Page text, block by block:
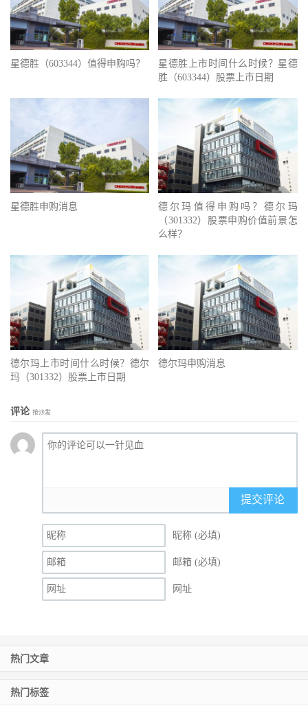
星德胜（603344）值得申购吗？
星德胜上市时间什么时候？星德
胜（603344）股票上市日期
星德胜申购消息
德尔玛值得申购吗？德尔玛
（301332）股票申购价值前景怎
么样？
德尔玛上市时间什么时候？德尔
玛（301332）股票上市日期
德尔玛申购消息
评论 抢沙发
提交评论
昵称 (必填)
邮箱 (必填)
网址
热门文章
热门标签